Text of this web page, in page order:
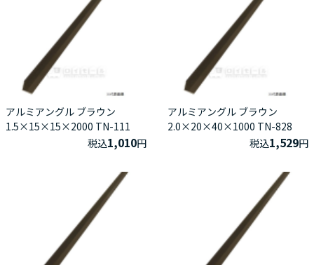
アルミアングル ブラウン
1.5×15×15×2000 TN-111
税込1,010円
アルミアングル ブラウン
2.0×20×40×1000 TN-828
税込1,529円